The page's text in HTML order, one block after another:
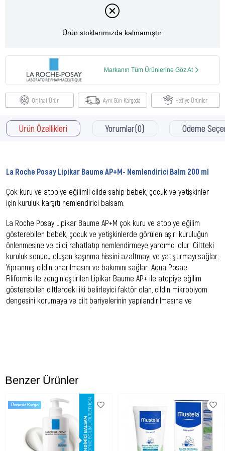
Ürün stoklarımızda kalmamıştır.
Markanın Tüm Ürünlerine Göz At
Orjinal Ürün Aynı Gün Kargoda Hediye Ürünler
Ürün Özellikleri Yorumlar(0) Ödeme
La Roche Posay Lipikar Baume AP+M- Nemlendirici Balm 200 ml
Çok kuru ve atopiye eğilimli cilde sahip bebek, çocuk ve yetişkinler
için kuruluk karşıtı nemlendirici balsam.
La Roche Posay Lipikar Baume AP+M çok kuru ve atopiye eğilim
gösterebilen bebek, çocuk ve yetişkinlerde görülen aşırı kuruluğun
önlenmesine ve cildi rahatlatıp nemlendirmeye yardımcı olur. Ciltteki
kuruluk sonucu oluşan kaşınma hissini azaltmayı ve yatıştırmayı sağlar.
Yıpranmış cildin onarılmasını ve bakımını sağlar. Aqua Posae
Filiformis ile zenginleştirilen Lipikar Baume AP+ ile atopiye eğilim
gösterebilen ciltlerdeki iki belirleyici faktör olan, cildin mikrobiyom
dengesini korumaya ve cilt bariyelerinin yapılandırılmasına ve
Bebek, çocuk ve yetişkinlerin yüz ve/veya vücutta rahatsızlık görülen
çok kuru noktalara günde 1 defa uygulayınız. Lpikar Syndet gibi sabun
içermeyen bir ürün ile temizlenmiş ciltte uygulanmasını tavsiye ederiz.
Çok kuru ve atopiye eğilimli ciltler.
Benzer Ürünler
Ücretsiz Kargo